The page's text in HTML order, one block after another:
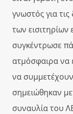
γνωστός για
των
συγκέντρωσε
ατμόσφαιρα να
να
σημειώθηκαν
συναυλία του